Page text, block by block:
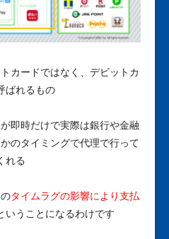
カードではなく、デビットカ
ばれるもの
即時だけで実際は銀行や金融
のタイミングで代理で行って
れる
タイムラグの影響により支払
いうことになるわけです